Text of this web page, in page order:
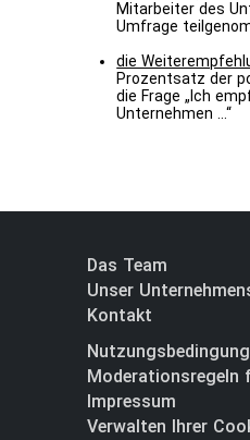
Mitarbeiter des
Umfrage
die
Prozentsatz der
die Frage „Ich
Unternehmen …“
Das Team
Unser
Kontakt
Moderationsregeln
Impressum
Verwalten Ihrer